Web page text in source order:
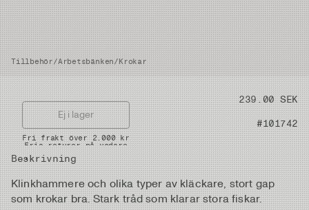
Tillbehör/Arbetsbänken/Krokar
Pris 239.00 SEK
Artikelnummer #101742
Beskrivning
Klinkhammere och olika typer av kläckare, stort gap
som krokar bra. Stark tråd som klarar stora fiskar.
Ej i lager
Snabba leveranser
Fri frakt över 2.000 kr
Fria returer på vadare